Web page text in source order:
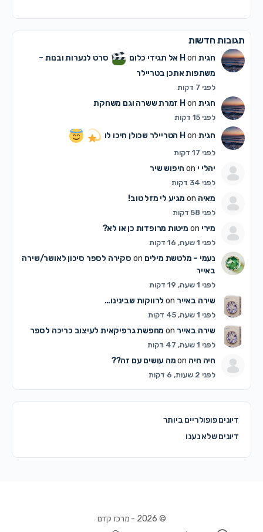
תגובות חדשות
חגית Hon אל תגידי כלום
סרט לנערות ובנות –
משתפות אתכן בטריילר
לפני 7 דקות
חגית Hon זמרת ששרה וגם משחקת
לפני 15 דקות
חגית Hon הטריילר שכולן חיכו לו
לפני 17 דקות
יהלי י on חיפוש שיר
לפני 34 דקות
מאיהon מגיע לי מזל טוב!
לפני 58 דקות
מיריon מיטות מרופדות כן או לא?
לפני 1 שעה, 16 דקות
נעמי – מלטשת מיליםon
סקירה לספר סיכון לאושר/שירה
באייר
לפני 1 שעה, 19 דקות
שירה באיירon לרווקות שבינינו…
לפני 1 שעה, 45 דקות
שירה באיירon מחפשת גרפיקאית לעיצוב כריכה לספר
לפני 1 שעה, 47 דקות
חיה חיהon מה עושים עם זה??
לפני 2 שעות, 6 דקות
דיונים פופולריים ביותר
דיונים שלא נענו
© 2026 - מרכז קדם